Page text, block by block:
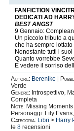
FANFICTION
DEDICATI AD
BEST ANGST
9 Gennaio:
Un piccolo tributo a
che ha sempre
Nonostante tutti i
Quanto vorrebbe
E vedere il sorriso
Autore: Berenike
Verde
Genere: Introspettivo,
Completa
Note: Missing Moments |
Personaggi: Lily
Categoria: Libri > Harry
le 8 recensioni